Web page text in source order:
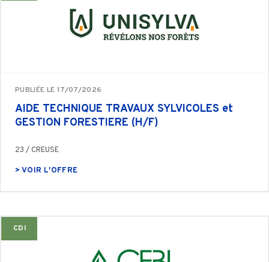
PUBLIÉE LE 17/07/2026
AIDE TECHNIQUE TRAVAUX SYLVICOLES et
GESTION FORESTIERE (H/F)
23 / CREUSE
> VOIR L'OFFRE
CDI